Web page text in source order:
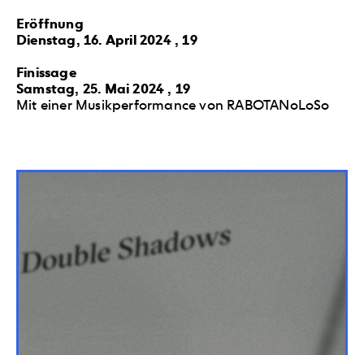
Eröffnung
Dienstag, 16. April 2024 , 19
Finissage
Samstag, 25. Mai 2024 , 19
Mit einer Musikperformance von RABOTANoLoSo